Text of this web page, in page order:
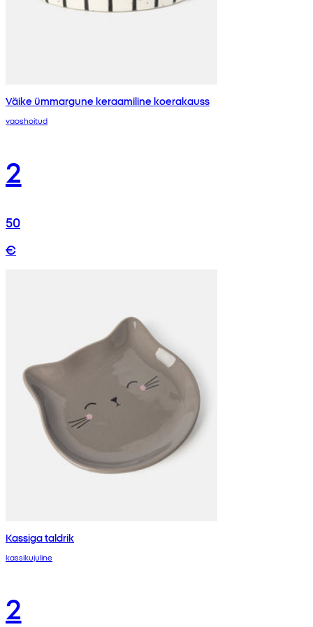
Väike ümmargune keraamiline koerakauss
vaoshoitud
2
50
€
Kassiga taldrik
kassikujuline
2